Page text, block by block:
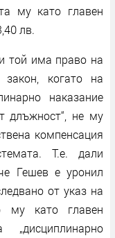
му като главен
лв.
той има право на
когато на
наказание
длъжност“, не му
компенсация
Т.е. дали
Гешев е уронил
от указ на
му като главен